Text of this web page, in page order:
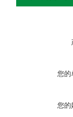
您的
您的